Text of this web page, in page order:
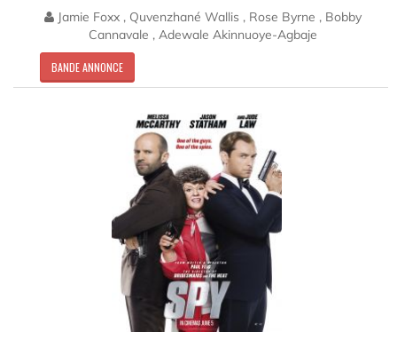
Jamie Foxx , Quvenzhané Wallis , Rose Byrne , Bobby
Cannavale , Adewale Akinnuoye-Agbaje
BANDE ANNONCE